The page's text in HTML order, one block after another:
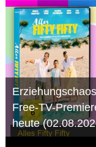
Free-TV-
heute